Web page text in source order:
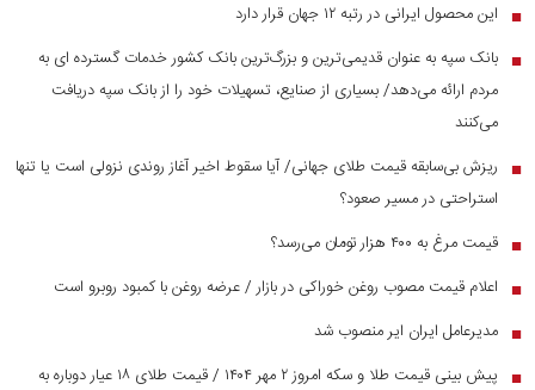
■ این محصول ایرانی در رتبه ۱۲ جهان قرار دارد
■ بانک سپه به عنوان قدیمی‌ترین و بزرگ‌ترین بانک کشور خدمات گسترده ای به
مردم ارائه می‌دهد/ بسیاری از صنایع، تسهیلات خود را از بانک سپه دریافت
می‌کنند
■
ریزش بی‌سابقه قیمت طلای جهانی/ آیا سقوط اخیر آغاز روندی نزولی است یا تنها
استراحتی در مسیر صعود؟
■ قیمت مرغ به ۴۰۰ هزار تومان می‌رسد؟
■ اعلام قیمت مصوب روغن خوراکی در بازار / عرضه روغن با کمبود روبرو است
■ مدیرعامل ایران ایر منصوب شد
■
پیش بینی قیمت طلا و سکه امروز ۲ مهر ۱۴۰۴ / قیمت طلای ۱۸ عیار دوباره به